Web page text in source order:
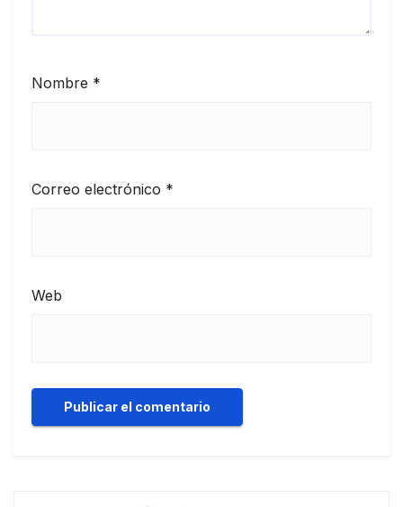
Nombre *
Correo electrónico *
Web